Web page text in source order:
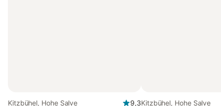
Kitzbühel, Hohe Salve 9,3Kitzbühel, Hohe Salve